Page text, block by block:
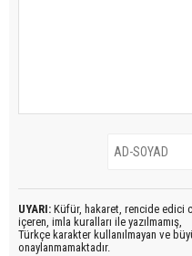
UYARI: Küfür, hakaret, rencide edici
içeren, imla kuralları ile yazılmamış,
Türkçe karakter kullanılmayan ve
onaylanmamaktadır.